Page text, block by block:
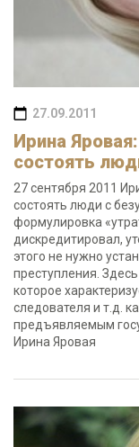
27.09.2011
Ирина
состоять
27 сентября 2011
состоять люди с
формулировка
дискредитировал,
этого не нужно
преступления.
которое
следователя и т.д.
предъявляемым
Ирина Яровая